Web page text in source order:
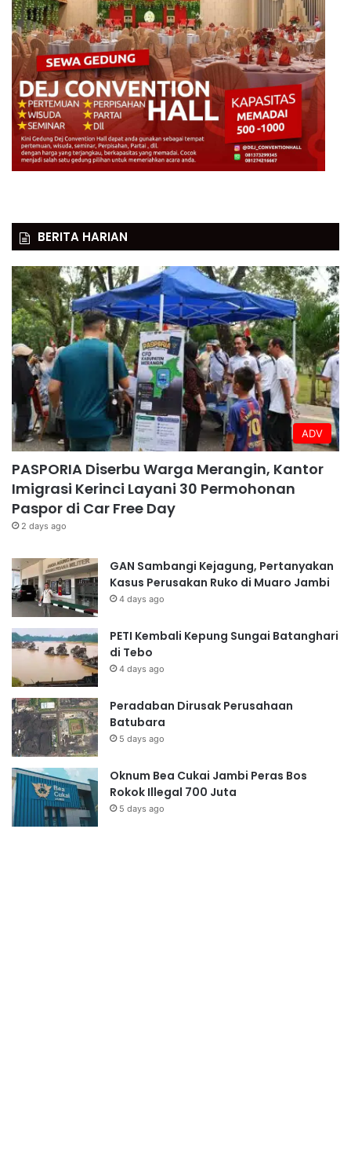
BERITA HARIAN
ADV
PASPORIA Diserbu Warga Merangin, Kantor
Imigrasi Kerinci Layani 30 Permohonan
Paspor di Car Free Day
2 days ago
GAN Sambangi Kejagung, Pertanyakan
Kasus Perusakan Ruko di Muaro Jambi
4 days ago
PETI Kembali Kepung Sungai Batanghari
di Tebo
4 days ago
Peradaban Dirusak Perusahaan
Batubara
5 days ago
Oknum Bea Cukai Jambi Peras Bos
Rokok Illegal 700 Juta
5 days ago